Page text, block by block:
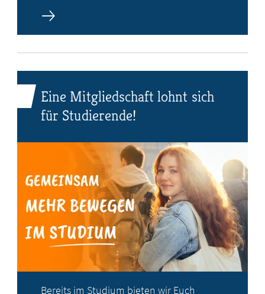
Eine Mitgliedschaft lohnt sich
für Studierende!
Bereits im Studium bieten wir Euch